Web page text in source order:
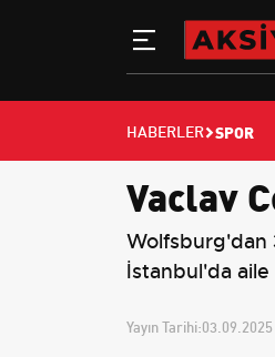
HABERLER SPOR
Vaclav
Wolfsburg'dan
İstanbul'da aile
Yayın Tarihi: